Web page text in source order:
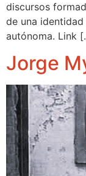
discursos
de una
autónoma. Link
Jorge